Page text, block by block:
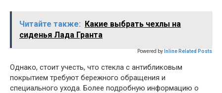
Читайте также: Какие выбрать чехлы на
сиденья Лада Гранта
Powered by Inline Related Posts
Однако, стоит учесть, что стекла с антибликовым
покрытием требуют бережного обращения и
специального ухода. Более подробную информацию о